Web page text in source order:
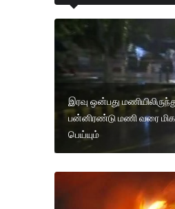
இரவு ஒன்பது
பன்னிரண்டு மணி வரை
பெய்யும்